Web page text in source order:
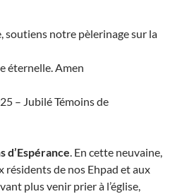
soutiens notre pèlerinage sur la
éternelle. Amen
– Jubilé Témoins de
d’Espérance. En cette neuvaine,
résidents de nos Ehpad et aux
plus venir prier à l’église,